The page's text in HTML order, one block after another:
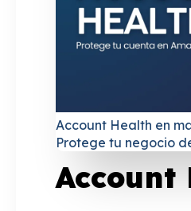
Account Health en
Protege tu negocio
Account